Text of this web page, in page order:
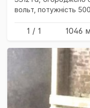
вольт, потужність 500
1 / 1 1046 м